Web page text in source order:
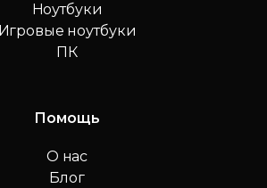
Ноутбуки
Игровые ноутбуки
ПК
Помощь
О нас
Блог